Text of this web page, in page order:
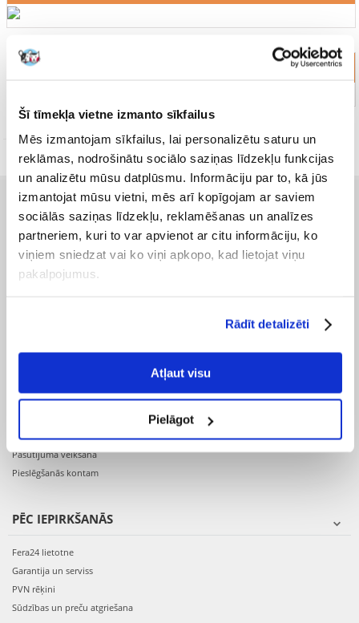
Šī tīmekļa vietne izmanto sīkfailus
Mēs izmantojam sīkfailus, lai personalizētu saturu un
reklāmas, nodrošinātu sociālo saziņas līdzekļu funkcijas
un analizētu mūsu datplūsmu. Informāciju par to, kā jūs
izmantojat mūsu vietni, mēs arī kopīgojam ar saviem
sociālās saziņas līdzekļu, reklamēšanas un analīzes
partneriem, kuri to var apvienot ar citu informāciju, ko
viņiem sniedzat vai ko viņi apkopo, kad lietojat viņu
pakalpojumus.
Rādīt detalizēti
Atļaut visu
Pielāgot
PIRMS IEPIRKŠANĀS
Preču piegāde
Pasūtījuma izpildes laiks
Preču pieejamība
Pasūtījuma mainīšana
Pasūtījuma veikšana
Pieslēgšanās kontam
PĒC IEPIRKŠANĀS
Fera24 lietotne
Garantija un serviss
PVN rēķini
Sūdzības un preču atgriešana